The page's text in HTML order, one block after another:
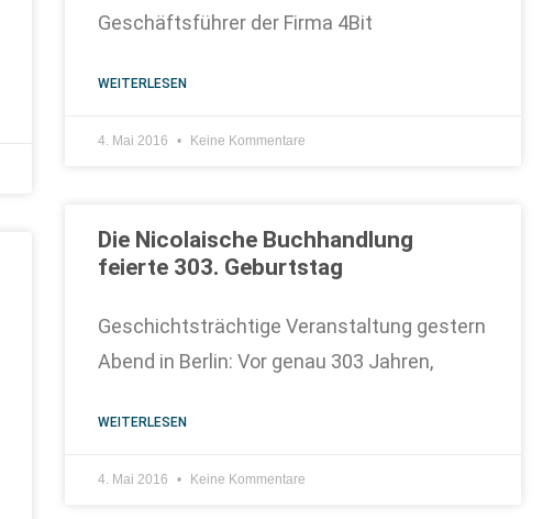
Geschäftsführer der Firma 4Bit
WEITERLESEN
4. Mai 2016 Keine Kommentare
Die Nicolaische Buchhandlung
feierte 303. Geburtstag
Geschichtsträchtige Veranstaltung gestern
Abend in Berlin: Vor genau 303 Jahren,
WEITERLESEN
4. Mai 2016 Keine Kommentare